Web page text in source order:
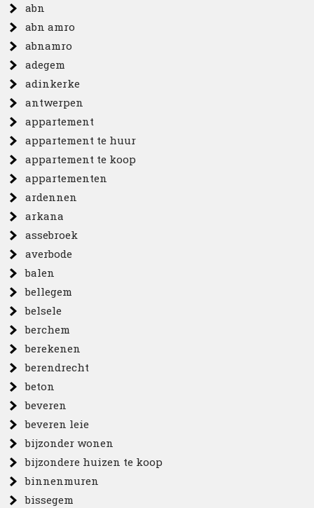
abn
abn amro
abnamro
adegem
adinkerke
antwerpen
appartement
appartement te huur
appartement te koop
appartementen
ardennen
arkana
assebroek
averbode
balen
bellegem
belsele
berchem
berekenen
berendrecht
beton
beveren
beveren leie
bijzonder wonen
bijzondere huizen te koop
binnenmuren
bissegem